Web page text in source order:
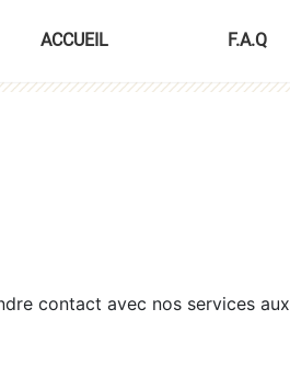
ACCUEIL F.A.Q
contact avec nos services aux